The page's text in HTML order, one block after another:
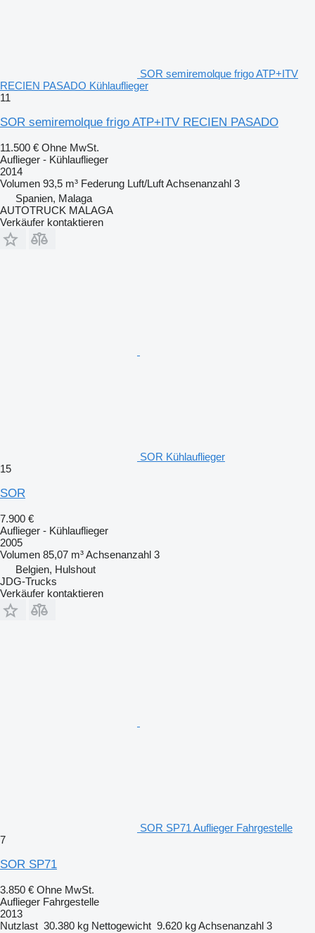
SOR semiremolque frigo ATP+ITV
RECIEN PASADO Kühlauflieger
11
SOR semiremolque frigo ATP+ITV RECIEN PASADO
11.500 € Ohne MwSt.
Auflieger - Kühlauflieger
2014
Volumen 93,5 m³ Federung Luft/LuftAchsenanzahl 3
Spanien, Malaga
AUTOTRUCK MALAGA
Verkäufer kontaktieren
SOR Kühlauflieger
15
SOR
7.900 €
Auflieger - Kühlauflieger
2005
Volumen 85,07 m³Achsenanzahl 3
Belgien, Hulshout
JDG-Trucks
Verkäufer kontaktieren
SOR SP71 Auflieger Fahrgestelle
7
SOR SP71
3.850 € Ohne MwSt.
Auflieger Fahrgestelle
2013
Nutzlast 30.380 kg Nettogewicht 9.620 kgAchsenanzahl 3